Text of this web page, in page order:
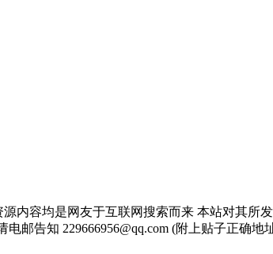
源内容均是网友于互联网搜索而来 本站对其所
邮告知 229666956@qq.com (附上贴子正确地